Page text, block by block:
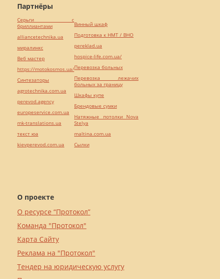
О проекте
О ресурсе “Протокол”
Команда "Протокол"
Карта Сайту
Реклама на "Протокол"
Тендер на юридическую услугу
Партнёры
Серьги с
бриллиантами
alliancetechnika.ua
миралинкс
Веб мастер
https://motokosmos.ua/
Синтезаторы
agrotechnika.com.ua
perevod.agency
europeservice.com.ua
mk-translations.ua
текст юа
kievperevod.com.ua
Винный шкаф
Подготовка к НМТ / ВНО
pereklad.ua
hospice-life.com.ua/
Перевозка больных
Перевозка лежачих
больных за границу
Шкафы купе
Брендовые сумки
Натяжные потолки Nova
Stelya
maltina.com.ua
Cылки